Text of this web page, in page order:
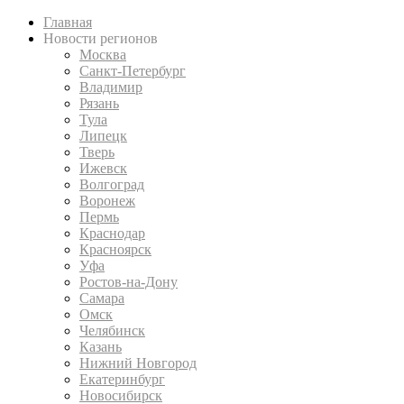
Главная
Новости регионов
Москва
Санкт-Петербург
Владимир
Рязань
Тула
Липецк
Тверь
Ижевск
Волгоград
Воронеж
Пермь
Краснодар
Красноярск
Уфа
Ростов-на-Дону
Самара
Омск
Челябинск
Казань
Нижний Новгород
Екатеринбург
Новосибирск